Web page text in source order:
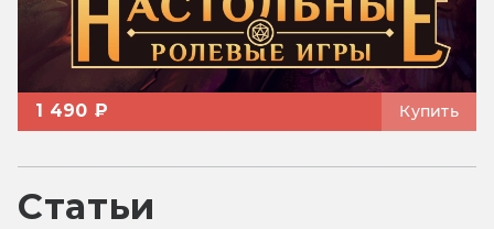
1 490 ₽ Купить
Статьи